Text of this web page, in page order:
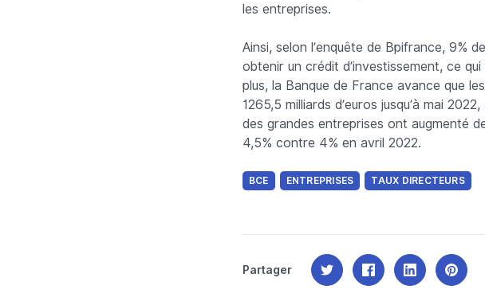
les entreprises.
Ainsi, selon l’enquête de Bpifrance, 9%
obtenir un crédit d’investissement, ce
plus, la Banque de France avance que
1265,5 milliards d’euros jusqu’à mai
des grandes entreprises ont augmenté
4,5% contre 4% en avril 2022.
BCE ENTREPRISES TAUX DIRECTEURS
Partager